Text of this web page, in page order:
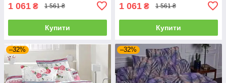
1 061 ₴ 1 561 ₴
Купити
1 061 ₴ 1 561 ₴
Купити
–32% –32%